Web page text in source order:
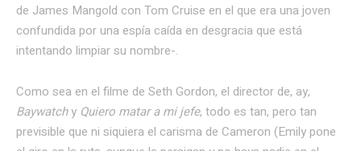
de James Mangold con Tom Cruise en el que era una joven
confundida por una espía caída en desgracia que está
intentando limpiar su nombre-.
Como sea en el filme de Seth Gordon, el director de, ay,
Baywatchy Quiero matar a mi jefe, todo es tan, pero tan
previsible que ni siquiera el carisma de Cameron (Emily pone